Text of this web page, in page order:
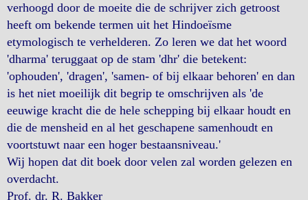
verhoogd door de moeite die de schrijver zich getroost
heeft om bekende termen uit het Hindoeïsme
etymologisch te verhelderen. Zo leren we dat het woord
'dharma' teruggaat op de stam 'dhr' die betekent:
'ophouden', 'dragen', 'samen- of bij elkaar behoren' en dan
is het niet moeilijk dit begrip te omschrijven als 'de
eeuwige kracht die de hele schepping bij elkaar houdt en
die de mensheid en al het geschapene samenhoudt en
voortstuwt naar een hoger bestaansniveau.'
Wij hopen dat dit boek door velen zal worden gelezen en
overdacht.
Prof. dr. R. Bakker